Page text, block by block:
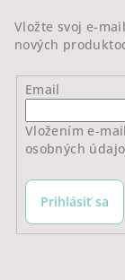
Vložte svoj e-
nových
Email
Vložením e-
osobných
Prihlásiť sa